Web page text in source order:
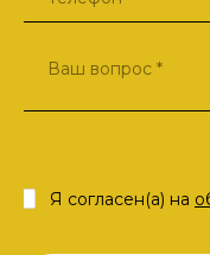
Я согласен(а) на